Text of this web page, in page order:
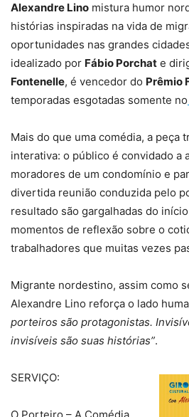
Alexandre Lino mistura humor
histórias inspiradas na vida de
oportunidades nas grandes
idealizado por Fábio Porchat e
Fontenelle, é vencedor do Prêmio
temporadas esgotadas somente no
Mais do que uma comédia, a peça
interativa: o público é convidado a
moradores de um condomínio e
divertida reunião conduzida pelo
resultado são gargalhadas do
momentos de reflexão sobre o
trabalhadores que muitas vezes
Migrante nordestino, assim como
Alexandre Lino reforça o lado
porteiros são protagonistas.
invisíveis são suas histórias”.
SERVIÇO: